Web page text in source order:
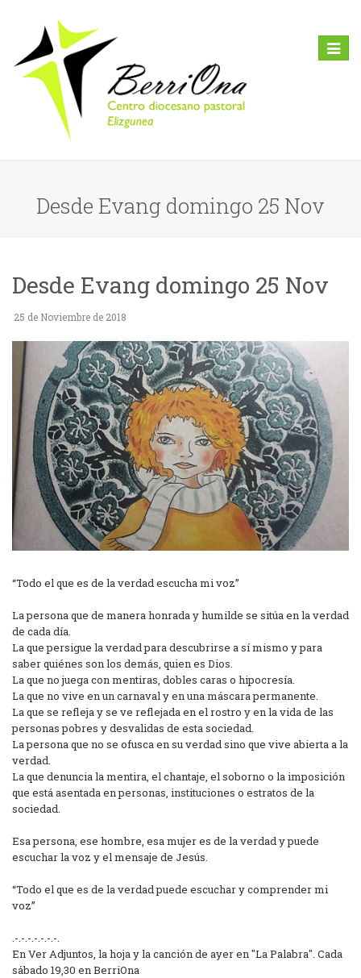
Toggle
Desde Evang domingo 25 Nov
Desde Evang domingo 25 Nov
25 de Noviembre de 2018
“Todo el que es de la verdad escucha mi voz”
La persona que de manera honrada y humilde se sitúa en la verdad
de cada día.
La que persigue la verdad para descubrirse a sí mismo y para
saber quiénes son los demás, quien es Dios.
La que no juega con mentiras, dobles caras o hipocresía.
La que no vive en un carnaval y en una máscara permanente.
La que se refleja y se ve reflejada en el rostro y en la vida de las
personas pobres y desvalidas de esta sociedad.
La persona que no se ofusca en su verdad sino que vive abierta a la
verdad.
La que denuncia la mentira, el chantaje, el soborno o la imposición
que está asentada en personas, instituciones o estratos de la
sociedad.
Esa persona, ese hombre, esa mujer es de la verdad y puede
escuchar la voz y el mensaje de Jesús.
“Todo el que es de la verdad puede escuchar y comprender mi
voz”
.-.-.-.-.-.-.-.
En Ver Adjuntos, la hoja y la canción de ayer en "La Palabra". Cada
sábado 19,30 en BerriOna